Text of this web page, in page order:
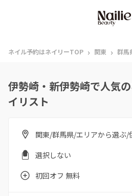
ネイル予約はネイリーTOP › 関東 › 群馬
伊勢崎・新伊勢崎で人気
イリスト
関東/群馬県/エリアから選ぶ/
選択しない
初回オフ 無料